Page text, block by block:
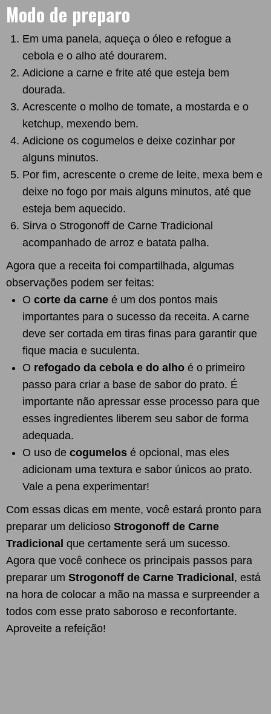
Modo de preparo
Em uma panela, aqueça o óleo e refogue a
cebola e o alho até dourarem.
Adicione a carne e frite até que esteja bem
dourada.
Acrescente o molho de tomate, a mostarda e o
ketchup, mexendo bem.
Adicione os cogumelos e deixe cozinhar por
alguns minutos.
Por fim, acrescente o creme de leite, mexa bem e
deixe no fogo por mais alguns minutos, até que
esteja bem aquecido.
Sirva o Strogonoff de Carne Tradicional
acompanhado de arroz e batata palha.
Agora que a receita foi compartilhada, algumas
observações podem ser feitas:
O corte da carne é um dos pontos mais
importantes para o sucesso da receita. A carne
deve ser cortada em tiras finas para garantir que
fique macia e suculenta.
O refogado da cebola e do alho é o primeiro
passo para criar a base de sabor do prato. É
importante não apressar esse processo para que
esses ingredientes liberem seu sabor de forma
adequada.
O uso de cogumelos é opcional, mas eles
adicionam uma textura e sabor únicos ao prato.
Vale a pena experimentar!
Com essas dicas em mente, você estará pronto para
preparar um delicioso Strogonoff de Carne
Tradicional que certamente será um sucesso.
Agora que você conhece os principais passos para
preparar um Strogonoff de Carne Tradicional , está
na hora de colocar a mão na massa e surpreender a
todos com esse prato saboroso e reconfortante.
Aproveite a refeição!